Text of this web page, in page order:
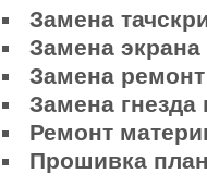
Замена
Замена
Замена
Замена гнезда
Ремонт
Прошивка